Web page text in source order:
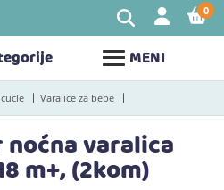
MENI
0
Varalice za bebe
noćna varalica
m+, (2kom)